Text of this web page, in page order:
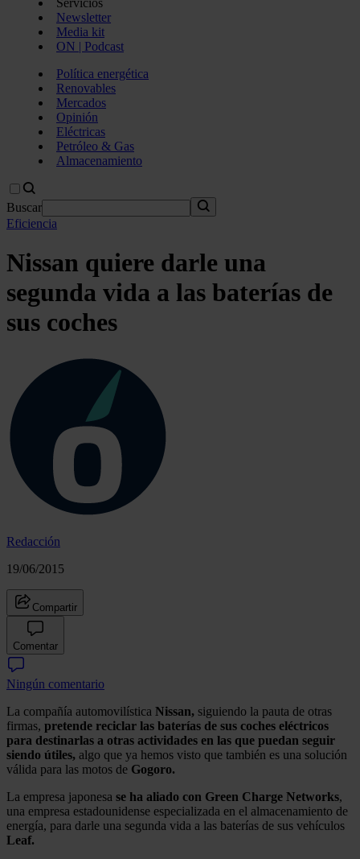
Servicios
Newsletter
Media kit
ON | Podcast
Política energética
Renovables
Mercados
Opinión
Eléctricas
Petróleo & Gas
Almacenamiento
Buscar
Eficiencia
Nissan quiere darle una
segunda vida a las baterías de
sus coches
Redacción
19/06/2015
Compartir
Comentar
Ningún comentario
La compañía automovilística Nissan, siguiendo la pauta de otras
firmas, pretende reciclar las baterías de sus coches eléctricos
para destinarlas a otras actividades en las que puedan seguir
siendo útiles, algo que ya hemos visto que también es una solución
válida para las motos de Gogoro.
La empresa japonesa se ha aliado con Green Charge Networks,
una empresa estadounidense especializada en el almacenamiento de
energía, para darle una segunda vida a las baterías de sus vehículos
Leaf.